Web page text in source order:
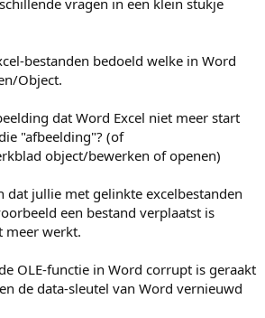
vragen in een klein stukje
bestanden bedoeld welke in Word
Object.
dat Word Excel niet meer start
"afbeelding"? (of
object/bewerken of openen)
dat jullie met gelinkte excelbestanden
een bestand verplaatst is
meer werkt.
OLE-functie in Word corrupt is geraakt
de data-sleutel van Word vernieuwd